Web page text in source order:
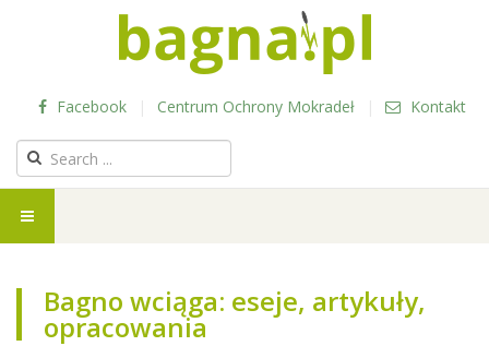
Facebook | Centrum Ochrony Mokradeł | Kontakt
Bagno wciąga: eseje, artykuły,
opracowania